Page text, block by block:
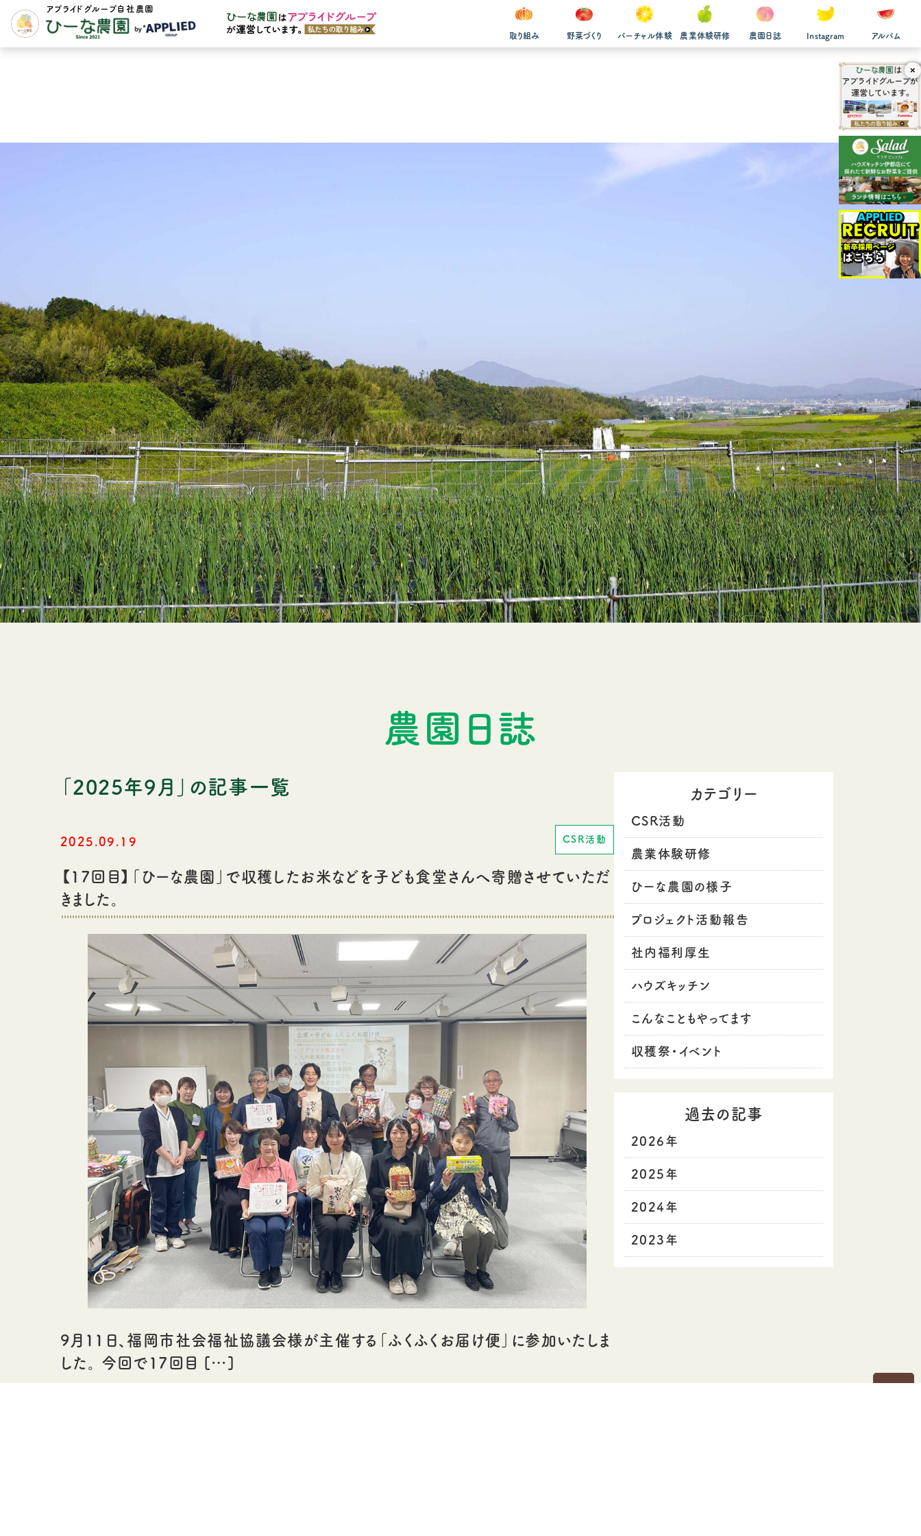
アプライドグループ自社農園
取り組み 野菜づくり バーチャル体験 農業体験研修 農園日誌 Instagram アルバム
×
農園日誌
「2025年9月」の記事一覧
2025.09.19
【17回目】「ひーな農園」で収穫したお米などを子ども食堂さんへ寄贈させていただ
きました。
CSR活動
9月11日、福岡市社会福祉協議会様が主催する「ふくふくお届け便」に参加いたしま
した。 今回で17回目 […]
カテゴリー
CSR活動
農業体験研修
ひーな農園の様子
プロジェクト活動報告
社内福利厚生
ハウズキッチン
こんなこともやってます
収穫祭・イベント
過去の記事
2026年
2025年
2024年
2023年